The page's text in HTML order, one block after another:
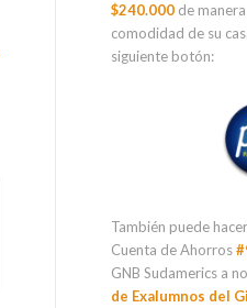
$240.000 de
comodidad de su
siguiente botón:
También puede
Cuenta de Ahorros
GNB Sudamerics a
de Exalumnos del